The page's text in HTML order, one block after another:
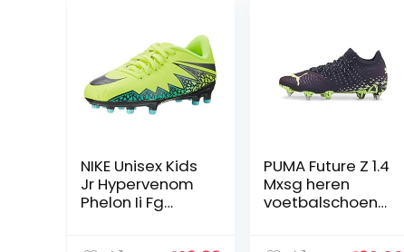
NIKE Unisex Kids
Jr Hypervenom
Phelon Ii Fg
PUMA Future Z 1.4
Mxsg heren
voetbalschoene